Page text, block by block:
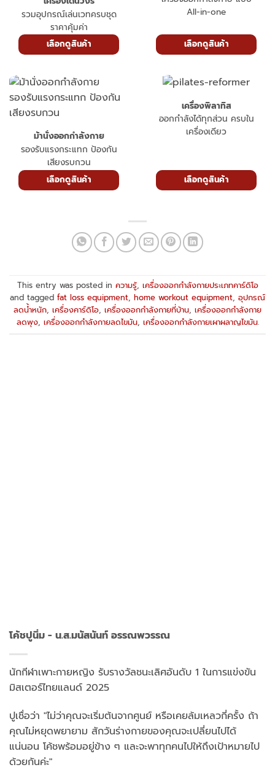
รวมอุปกรณ์เล่นเวทครบชุด
ราคาคุ้มค่า
เลือกดูสินค้า
All-in-one
เลือกดูสินค้า
ม้านั่งออกกำลังกาย
รองรับแรงกระแทก ป้องกัน
เสียงรบกวน
เลือกดูสินค้า
เครื่องพิลาทิส
ออกกำลังได้ทุกส่วน ครบใน
เครื่องเดียว
เลือกดูสินค้า
This entry was posted in ความรู้, เครื่องออกกำลังกายประเภทคาร์ดิโอ
and tagged fat loss equipment, home workout equipment, อุปกรณ์
ลดน้ำหนัก, เครื่องคาร์ดิโอ, เครื่องออกกำลังกายที่บ้าน, เครื่องออกกำลังกาย
ลดพุง, เครื่องออกกำลังกายลดไขมัน, เครื่องออกกำลังกายเผาผลาญไขมัน.
โค้ชปูนิ่ม - น.ส.มนัสนันท์ อรรณพวรรณ
นักกีฬาเพาะกายหญิง รับรางวัลชนะเลิศอันดับ 1 ในการแข่งขัน
มิสเตอร์ไทยแลนด์ 2025
ปูเชื่อว่า "ไม่ว่าคุณจะเริ่มต้นจากศูนย์ หรือเคยล้มเหลวกี่ครั้ง ถ้า
คุณไม่หยุดพยายาม สักวันร่างกายของคุณจะเปลี่ยนไปได้
แน่นอน โค้ชพร้อมอยู่ข้าง ๆ และจะพาทุกคนไปให้ถึงเป้าหมายไป
ด้วยกันค่ะ"